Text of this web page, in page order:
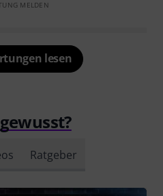
MELDEN
lesen
Ratgeber